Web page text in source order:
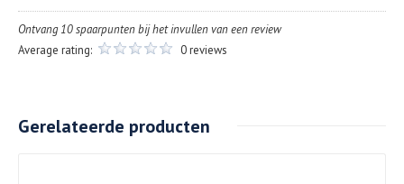
Ontvang 10 spaarpunten bij het invullen van een review
Average rating:
0 reviews
Gerelateerde producten